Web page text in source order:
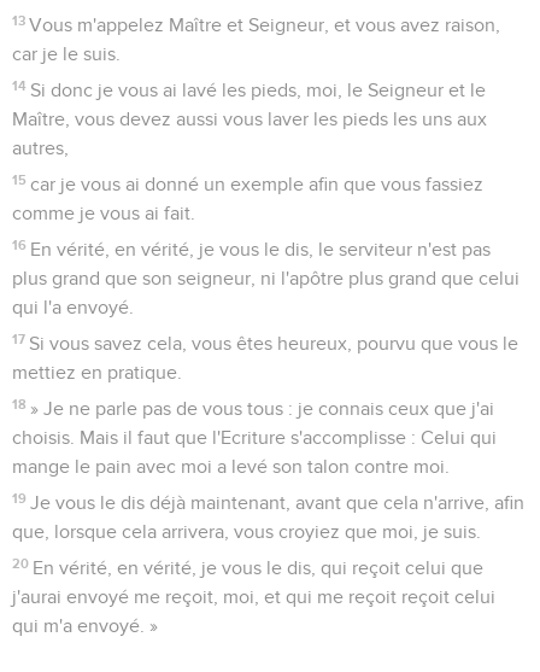
13 Vous m'appelez Maître et Seigneur, et vous avez raison,
car je le suis.
14 Si donc je vous ai lavé les pieds, moi, le Seigneur et le
Maître, vous devez aussi vous laver les pieds les uns aux
autres,
15 car je vous ai donné un exemple afin que vous fassiez
comme je vous ai fait.
16 En vérité, en vérité, je vous le dis, le serviteur n'est pas
plus grand que son seigneur, ni l'apôtre plus grand que celui
qui l'a envoyé.
17 Si vous savez cela, vous êtes heureux, pourvu que vous le
mettiez en pratique.
18 » Je ne parle pas de vous tous : je connais ceux que j'ai
choisis. Mais il faut que l'Ecriture s'accomplisse : Celui qui
mange le pain avec moi a levé son talon contre moi.
19 Je vous le dis déjà maintenant, avant que cela n'arrive, afin
que, lorsque cela arrivera, vous croyiez que moi, je suis.
20 En vérité, en vérité, je vous le dis, qui reçoit celui que
j'aurai envoyé me reçoit, moi, et qui me reçoit reçoit celui
qui m'a envoyé. »